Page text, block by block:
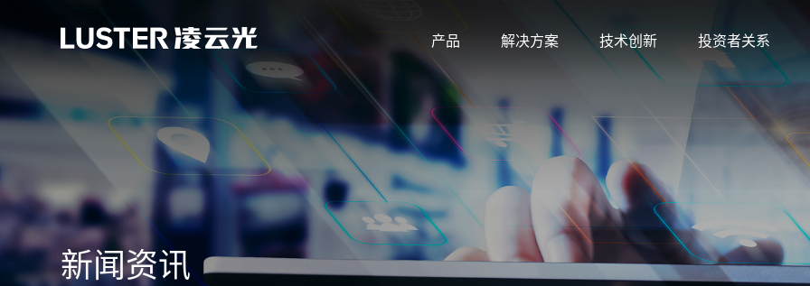
产品 解决方案 技术创新 投资者关系
新闻资讯